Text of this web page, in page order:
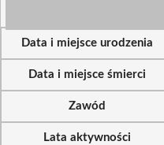
Data i miejsce urodzenia
Data i miejsce śmierci
Zawód
Lata aktywności